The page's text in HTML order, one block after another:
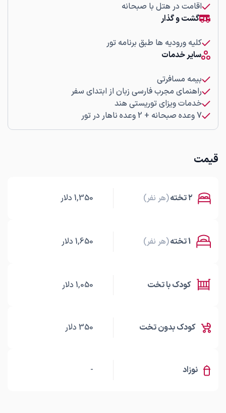
اقامت در هتل با صبحانه
گشت و گذار
کلیه ورودیه ها طبق برنامه تور
سایر خدمات
بیمه مسافرتی
راهنمای مجرب فارسی زبان از ابتدای سفر
خدمات ویزای توریستی هند
7 وعده صبحانه + 2 وعده ناهار در تور
قیمت
۲ تخته (هر نفر) 1,350 دلار
1 تخته (هر نفر) 1,650 دلار
کودک با تخت 1,050 دلار
کودک بدون تخت 350 دلار
نوزاد -